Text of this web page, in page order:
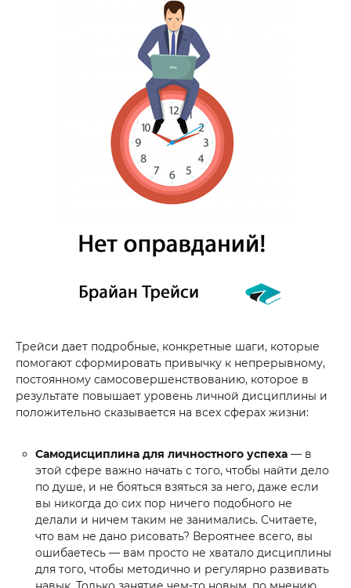
Трейси дает подробные, конкретные шаги, которые
помогают сформировать привычку к непрерывному,
постоянному самосовершенствованию, которое в
результате повышает уровень личной дисциплины и
положительно сказывается на всех сферах жизни:
Самодисциплина для личностного успеха — в
этой сфере важно начать с того, чтобы найти дело
по душе, и не бояться взяться за него, даже если
вы никогда до сих пор ничего подобного не
делали и ничем таким не занимались. Считаете,
что вам не дано рисовать? Вероятнее всего, вы
ошибаетесь — вам просто не хватало дисциплины
для того, чтобы методично и регулярно развивать